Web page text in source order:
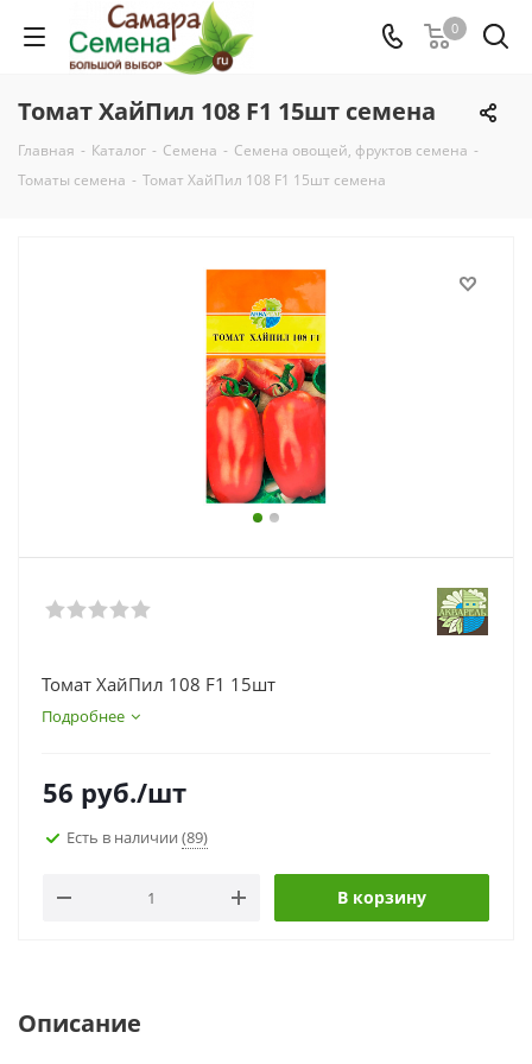
0
Томат ХайПил 108 F1 15шт семена
Главная - Каталог - Семена - Семена овощей, фруктов семена -
Томаты семена - Томат ХайПил 108 F1 15шт семена
Томат ХайПил 108 F1 15шт
Подробнее
56 руб./шт
Есть в наличии (89)
В корзину
Описание